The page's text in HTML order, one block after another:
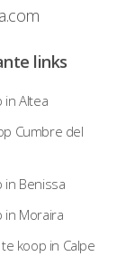
links
in Altea
Cumbre del
in Benissa
in Moraira
koop in Calpe